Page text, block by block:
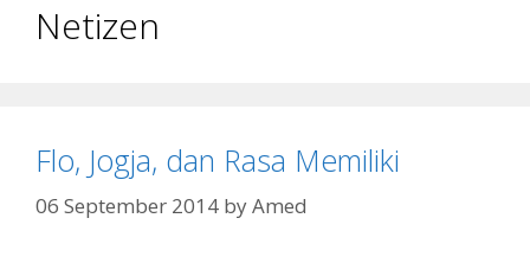
Netizen
Flo, Jogja, dan Rasa Memiliki
06 September 2014 byAmed